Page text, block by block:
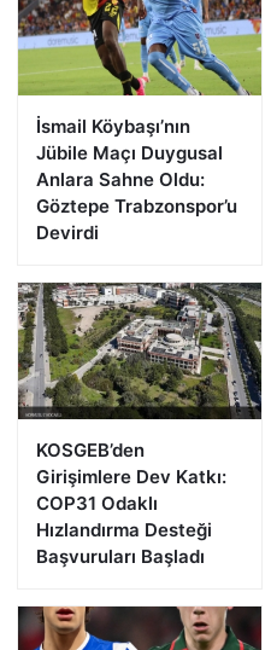
İsmail Köybaşı’nın
Jübile Maçı Duygusal
Anlara Sahne Oldu:
Göztepe Trabzonspor’u
Devirdi
KOSGEB’den
Girişimlere Dev Katkı:
COP31 Odaklı
Hızlandırma Desteği
Başvuruları Başladı